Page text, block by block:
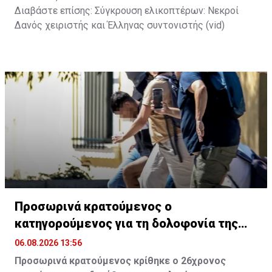
Διαβάστε επίσης: Σύγκρουση ελικοπτέρων: Νεκροί
Δανός χειριστής και Έλληνας συντονιστής (vid)
Προσωρινά κρατούμενος ο
κατηγορούμενος για τη δολοφονία της
Βρετανίδας
06.08.2026 13:56
Προσωρινά κρατούμενος κρίθηκε ο 26χρονος